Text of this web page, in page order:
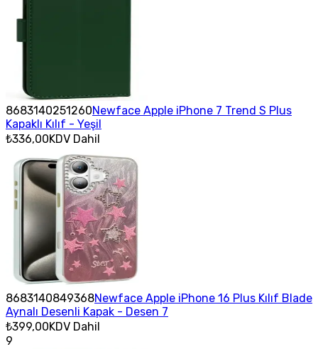
8683140251260Newface Apple iPhone 7 Trend S Plus
Kapaklı Kılıf - Yeşil
₺336,00KDV Dahil
8683140849368Newface Apple iPhone 16 Plus Kılıf Blade
Aynalı Desenli Kapak - Desen 7
₺399,00KDV Dahil
9